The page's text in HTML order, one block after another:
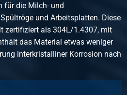
2,601
für die Milch- und
und Arbeitsplatten. Diese
zertifiziert als 304L/1.4307, mit
das Material etwas weniger
interkristalliner Korrosion nach